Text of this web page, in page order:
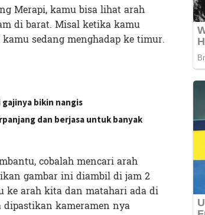
Merapi, kamu bisa lihat arah
di barat. Misal ketika kamu
sedang menghadap ke timur.
bikin nangis
dan berjasa untuk banyak
cobalah mencari arah
gambar ini diambil di jam 2
ke arah kita dan matahari ada di
dipastikan kameramen nya